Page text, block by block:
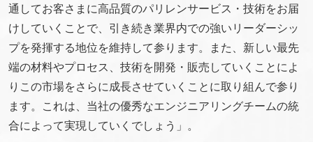
通してお客さまに高品質のパリレンサービス・技術をお届
けしていくことで、引き続き業界内での強いリーダーシッ
プを発揮する地位を維持して参ります。また、新しい最先
端の材料やプロセス、技術を開発・販売していくことによ
りこの市場をさらに成長させていくことに取り組んで参り
ます。これは、当社の優秀なエンジニアリングチームの統
合によって実現していくでしょう」。